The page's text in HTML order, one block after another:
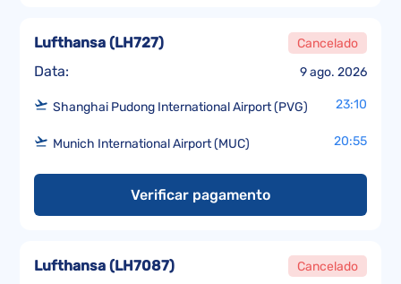
Data: 9 ago. 2026
Lufthansa (LH727) Cancelado
Shanghai Pudong International Airport (PVG) 23:10
Munich International Airport (MUC) 20:55
Verificar pagamento
Lufthansa (LH7087) Cancelado